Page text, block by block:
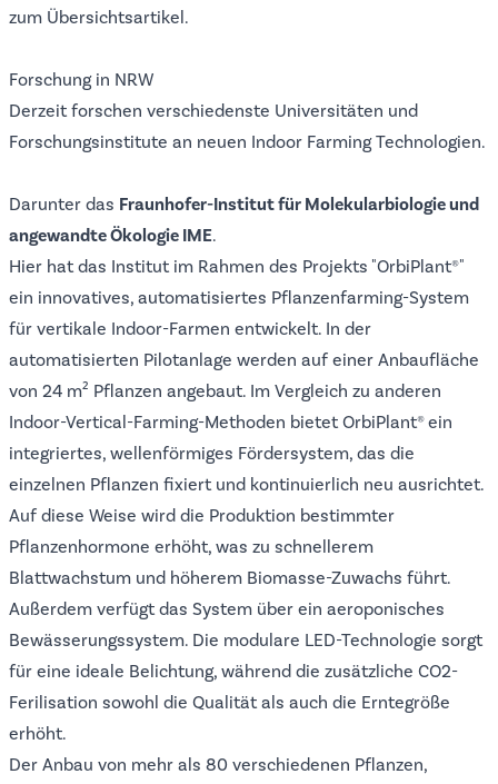
zum Übersichtsartikel.
Forschung in NRW
Derzeit forschen verschiedenste Universitäten und
Forschungsinstitute an neuen Indoor Farming Technologien.
Darunter das Fraunhofer-Institut für Molekularbiologie und
angewandte Ökologie IME.
Hier hat das Institut im Rahmen des Projekts "OrbiPlant®"
ein innovatives, automatisiertes Pflanzenfarming-System
für vertikale Indoor-Farmen entwickelt. In der
automatisierten Pilotanlage werden auf einer Anbaufläche
von 24 m² Pflanzen angebaut. Im Vergleich zu anderen
Indoor-Vertical-Farming-Methoden bietet OrbiPlant® ein
integriertes, wellenförmiges Fördersystem, das die
einzelnen Pflanzen fixiert und kontinuierlich neu ausrichtet.
Auf diese Weise wird die Produktion bestimmter
Pflanzenhormone erhöht, was zu schnellerem
Blattwachstum und höherem Biomasse-Zuwachs führt.
Außerdem verfügt das System über ein aeroponisches
Bewässerungssystem. Die modulare LED-Technologie sorgt
für eine ideale Belichtung, während die zusätzliche CO2-
Ferilisation sowohl die Qualität als auch die Erntegröße
erhöht.
Der Anbau von mehr als 80 verschiedenen Pflanzen,